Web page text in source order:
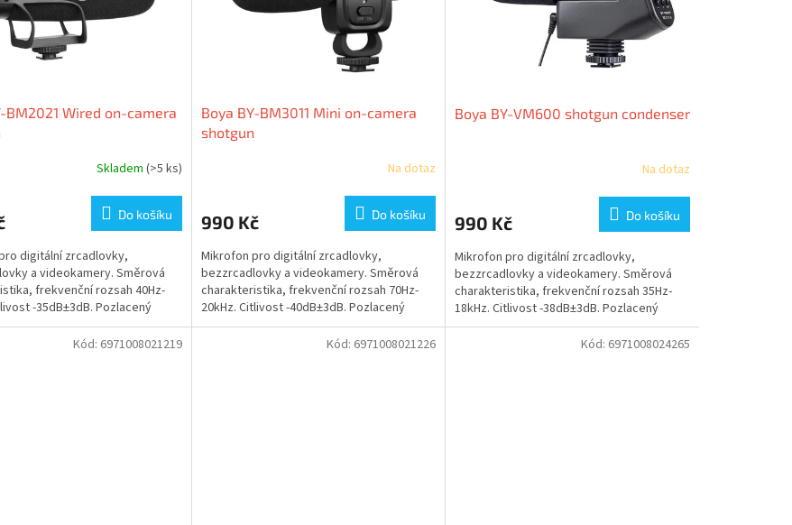
BM2021 Wired on-camera
Skladem (>5 ks)
Do košíku
digitální zrcadlovky,
a videokamery. Směrová
frekvenční rozsah 40Hz-
-35dB±3dB. Pozlacený
konektor,...
Boya BY-BM3011 Mini on-camera
shotgun
Na dotaz
990 Kč Do košíku
Mikrofon pro digitální zrcadlovky,
bezzrcadlovky a videokamery. Směrová
charakteristika, frekvenční rozsah 70Hz-
20kHz. Citlivost -40dB±3dB. Pozlacený
3,5mm jack konektor,...
Boya BY-VM600 shotgun condenser
Na dotaz
990 Kč Do košíku
Mikrofon pro digitální zrcadlovky,
bezzrcadlovky a videokamery. Směrová
charakteristika, frekvenční rozsah 35Hz-
18kHz. Citlivost -38dB±3dB. Pozlacený
3,5mm jack konektor,...
Kód: 6971008021219 Kód: 6971008021226 Kód: 6971008024265